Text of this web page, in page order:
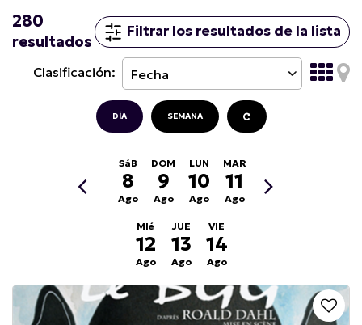
280
resultados
Filtrar los resultados de la lista
Clasificación:
DÍA SEMANA
SáB
8
Ago
DOM
9
Ago
LUN
10
Ago
MAR
11
Ago
MIé
12
Ago
JUE
13
Ago
VIE
14
Ago